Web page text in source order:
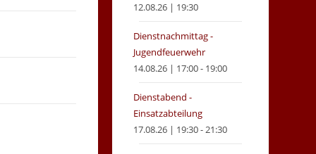
12.08.26 | 19:30
Dienstnachmittag -
Jugendfeuerwehr
14.08.26 | 17:00 - 19:00
Dienstabend -
Einsatzabteilung
17.08.26 | 19:30 - 21:30